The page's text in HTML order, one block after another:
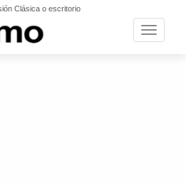
Clásica o escritorio
Toggle